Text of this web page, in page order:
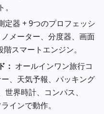
定器 + 9つのプロフェッシ
メーター、分度器、画面
スマートエンジン。
： オールインワン旅行コ
、天気予報、パッキング
界時計、コンパス、
インで動作。